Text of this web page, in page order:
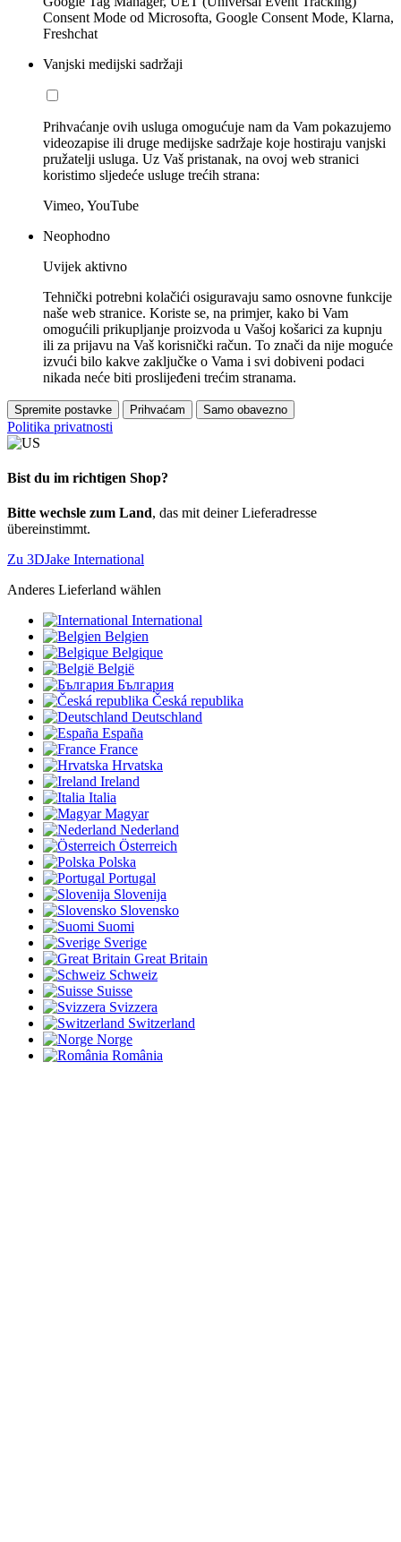
Consent Mode od Microsofta, Google Consent Mode, Klarna,
Freshchat
Vanjski medijski sadržaji
Prihvaćanje ovih usluga omogućuje nam da Vam pokazujemo
videozapise ili druge medijske sadržaje koje hostiraju vanjski
pružatelji usluga. Uz Vaš pristanak, na ovoj web stranici
koristimo sljedeće usluge trećih strana:
Vimeo, YouTube
Neophodno
Uvijek aktivno
Tehnički potrebni kolačići osiguravaju samo osnovne funkcije
naše web stranice. Koriste se, na primjer, kako bi Vam
omogućili prikupljanje proizvoda u Vašoj košarici za kupnju
ili za prijavu na Vaš korisnički račun. To znači da nije moguće
izvući bilo kakve zaključke o Vama i svi dobiveni podaci
nikada neće biti proslijeđeni trećim stranama.
Spremite postavke Prihvaćam Samo obavezno
Politika privatnosti
Bist du im richtigen Shop?
Bitte wechsle zum Land, das mit deiner Lieferadresse
übereinstimmt.
Zu 3DJake International
Anderes Lieferland wählen
International
Belgien
Belgique
België
България
Česká republika
Deutschland
España
France
Hrvatska
Ireland
Italia
Magyar
Nederland
Österreich
Polska
Portugal
Slovenija
Slovensko
Suomi
Sverige
Great Britain
Schweiz
Suisse
Svizzera
Switzerland
Norge
România